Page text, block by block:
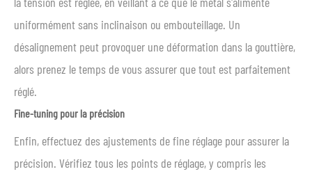
uniformément sans inclinaison ou embouteillage. Un
désalignement peut provoquer une déformation dans la gouttière,
alors prenez le temps de vous assurer que tout est parfaitement
réglé.
Fine-tuning pour la précision
Enfin, effectuez des ajustements de fine réglage pour assurer la
précision. Vérifiez tous les points de réglage, y compris les